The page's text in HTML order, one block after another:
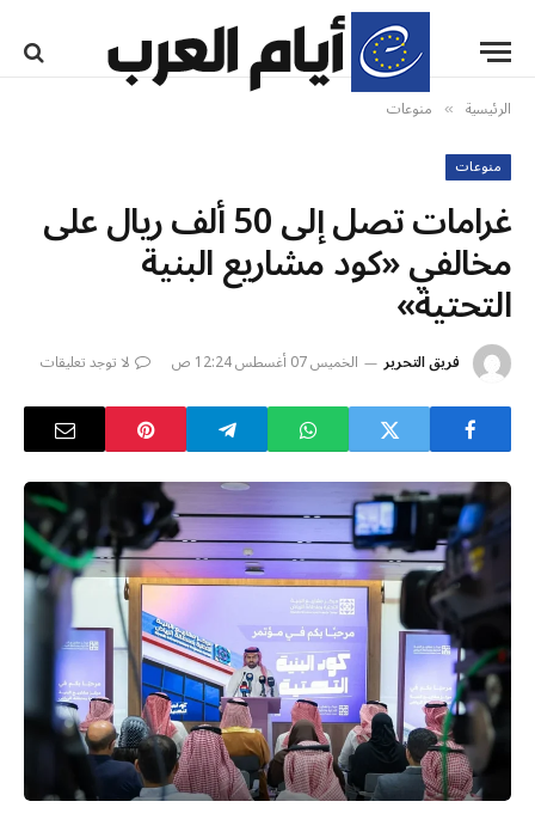
الرئيسية » منوعات
منوعات
غرامات تصل إلى 50 ألف ريال على
مخالفي «كود مشاريع البنية
التحتية»
فريق التحرير الخميس 07 أغسطس 12:24 ص لا توجد تعليقات